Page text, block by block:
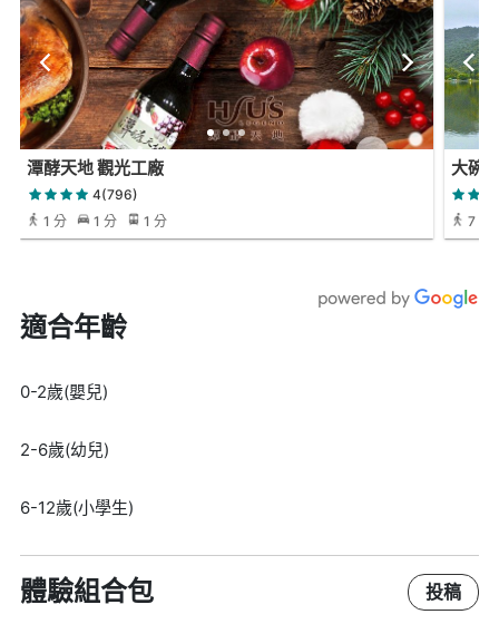
潭酵天地 觀光工廠
4(796)
1 分
1 分 1 分
大碗
7 分
適合年齡
0-2歲(嬰兒)
2-6歲(幼兒)
6-12歲(小學生)
體驗組合包 投稿